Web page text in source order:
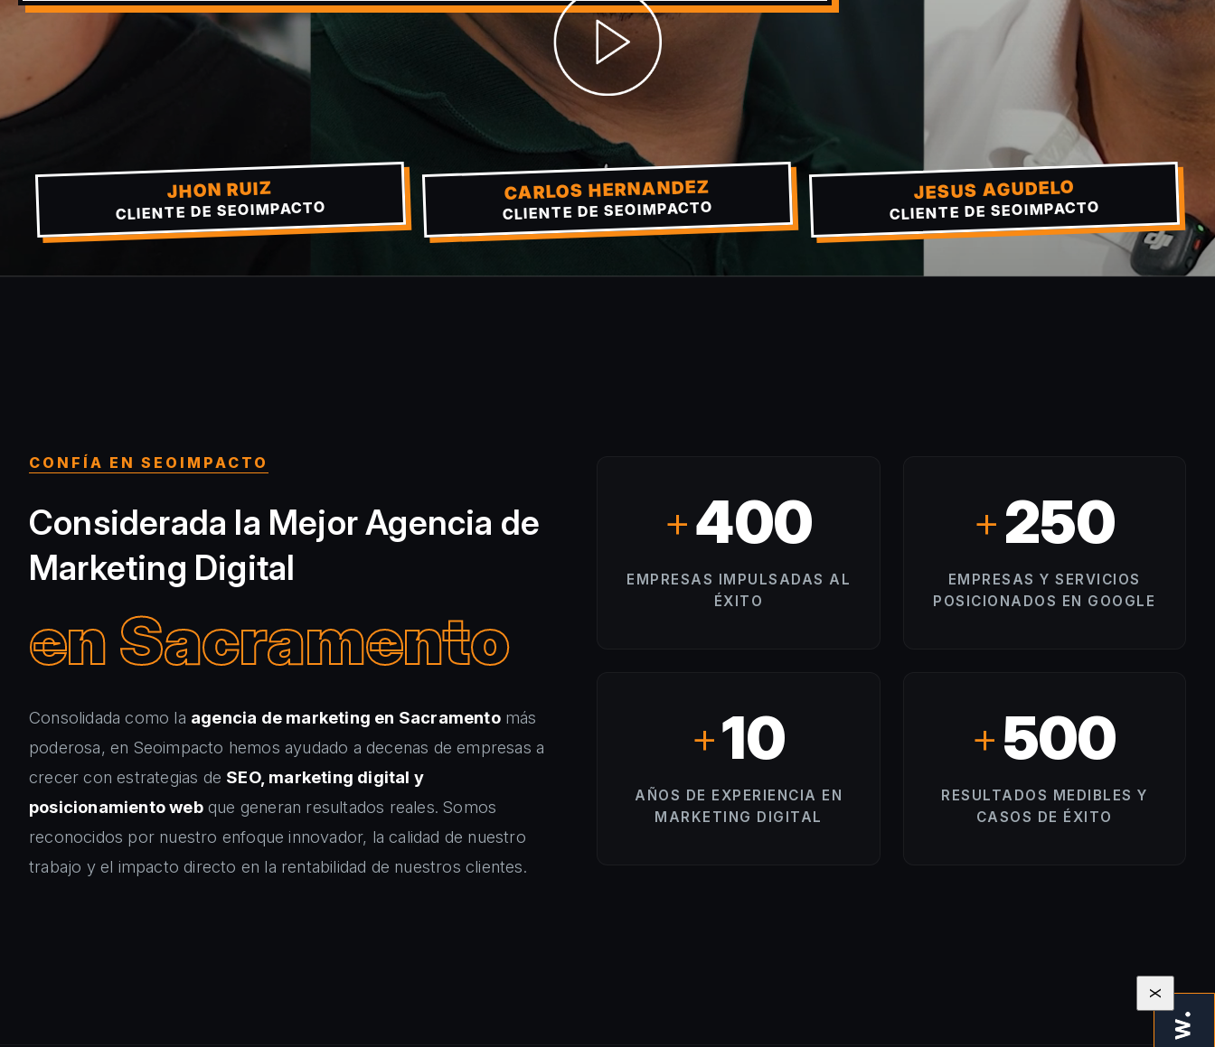
JHON RUIZ
CLIENTE DE SEOIMPACTO
CARLOS HERNANDEZ
CLIENTE DE SEOIMPACTO
JESUS AGUDELO
CLIENTE DE SEOIMPACTO
CONFÍA EN SEOIMPACTO
Considerada la Mejor Agencia de
Marketing Digital
en Sacramento
Consolidada como la agencia de marketing en Sacramentomás
poderosa, en Seoimpacto hemos ayudado a decenas de empresas a
crecer con estrategias de SEO, marketing digital y
posicionamiento webque generan resultados reales. Somos
reconocidos por nuestro enfoque innovador, la calidad de nuestro
trabajo y el impacto directo en la rentabilidad de nuestros clientes.
+400
EMPRESAS IMPULSADAS AL
ÉXITO
+250
EMPRESAS Y SERVICIOS
POSICIONADOS EN GOOGLE
+10
AÑOS DE EXPERIENCIA EN
MARKETING DIGITAL
+500
RESULTADOS MEDIBLES Y
CASOS DE ÉXITO
X